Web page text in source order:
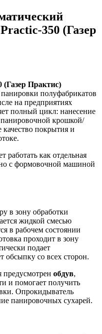
350 (Газер
Практис)
полуфабрикатов
на предприятиях
полный цикл: нанесение
крошкой/
качество покрытия и
как отдельная
с формовочной машиной
в зону обработки
жидкой смесью
в рабочем состоянии
проходит в зону
подает
обсыпку со всех сторон.
предусмотрен обдув,
и помогает получить
Опрокидыватель
панировочных сухарей.